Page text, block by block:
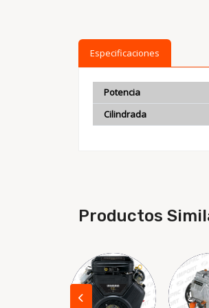
Especificaciones
Potencia
Cilindrada
Productos